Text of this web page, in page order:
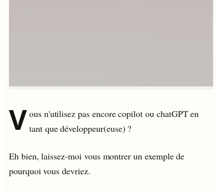
V ous n'utilisez pas encore copilot ou chatGPT en
tant que développeur(euse) ?
Eh bien, laissez-moi vous montrer un exemple de
pourquoi vous devriez.